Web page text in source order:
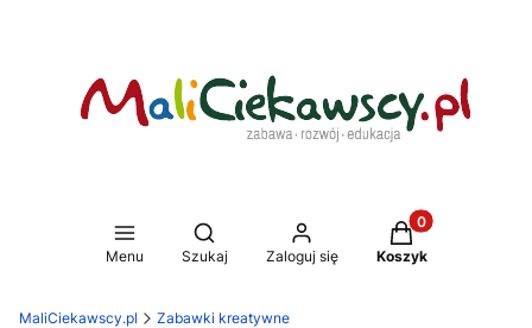
Menu
Otwórz wyszukiwarkę
Szukaj Zaloguj się
Produkty w
Koszyk
MaliCiekawscy.pl Zabawki kreatywne